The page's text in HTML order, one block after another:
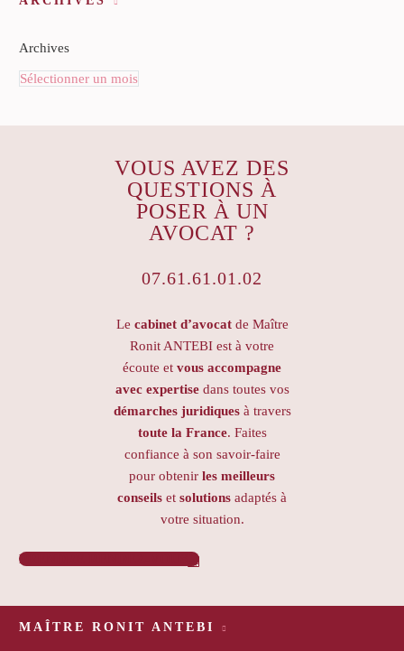
Archives
Sélectionner un mois
VOUS AVEZ DES
QUESTIONS À
POSER À UN
AVOCAT ?
07.61.61.01.02
Le cabinet d’avocatde Maître
Ronit ANTEBI est à votre
écoute et vous accompagne
avec expertisedans toutes vos
démarches juridiquesà travers
toute la France. Faites
confiance à son savoir-faire
pour obtenir les meilleurs
conseils et solutions adaptés à
votre situation.
PRENDRE RENDEZ-VOUS 
MAÎTRE RONIT ANTEBI